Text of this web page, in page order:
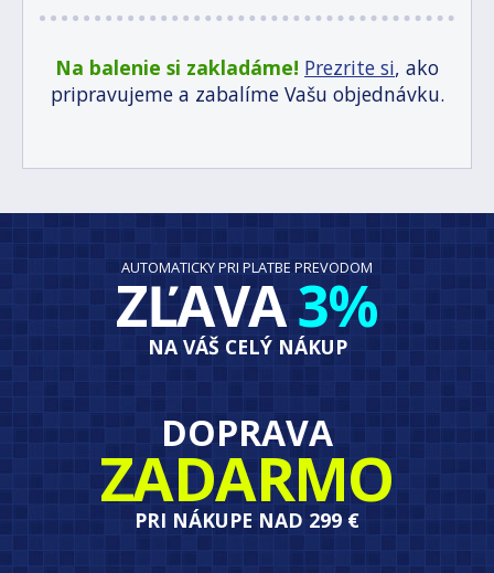
Na balenie si zakladáme! Prezrite si, ako
pripravujeme a zabalíme Vašu objednávku.
AUTOMATICKY PRI PLATBE PREVODOM
ZĽAVA3%
NA VÁŠ CELÝ NÁKUP
DOPRAVA
ZADARMO
PRI NÁKUPE NAD 299 €